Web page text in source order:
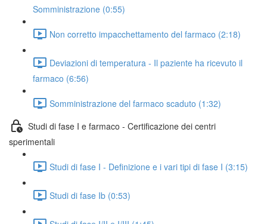
Somministrazione (0:55)
Non corretto impacchettamento del farmaco (2:18)
Deviazioni di temperatura - Il paziente ha ricevuto il
farmaco (6:56)
Somministrazione del farmaco scaduto (1:32)
Studi di fase I e farmaco - Certificazione dei centri
sperimentali
Studi di fase I - Definizione e i vari tipi di fase I (3:15)
Studi di fase Ib (0:53)